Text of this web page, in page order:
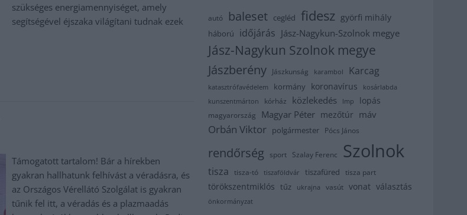
szükséges energiamennyiséget, amely
segítségével éjszaka világítani tudnak ezek
Támogatott tartalom! Bár a hírekben
gyakran hallhatunk felhívást a véradásra, és
az Országos Vérellátó Szolgálat is gyakran
tűnik fel itt, a véradás és a plazmaadás
autó baleset cegléd fidesz györfi mihály
háború időjárás Jász-Nagykun-Szolnok megye
Jász-Nagykun Szolnok megye
Jászberény Jászkunság karambol Karcag
katasztrófavédelem kormány koronavírus
kosárlabda
kunszentmárton
kórház közlekedés lmp lopás
magyarország Magyar Péter mezőtúr máv
Orbán Viktor polgármester Pócs János
rendőrség sport Szalay Ferenc Szolnok
tisza tisza-tó tiszaföldvár tiszafüred tisza part
törökszentmiklós tűz ukrajna vasút vonat választás
önkormányzat